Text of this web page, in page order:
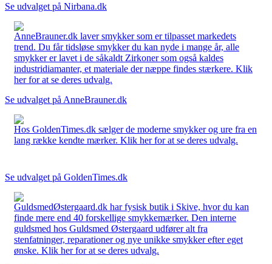
Se udvalget på Nirbana.dk
AnneBrauner.dk laver smykker som er tilpasset markedets
trend. Du får tidsløse smykker du kan nyde i mange år, alle
smykker er lavet i de såkaldt Zirkoner som også kaldes
industridiamanter, et materiale der næppe findes stærkere. Klik
her for at se deres udvalg.
Se udvalget på AnneBrauner.dk
Hos GoldenTimes.dk sælger de moderne smykker og ure fra en
lang række kendte mærker. Klik her for at se deres udvalg.
Se udvalget på GoldenTimes.dk
GuldsmedØstergaard.dk har fysisk butik i Skive, hvor du kan
finde mere end 40 forskellige smykkemærker. Den interne
guldsmed hos Guldsmed Østergaard udfører alt fra
stenfatninger, reparationer og nye unikke smykker efter eget
ønske. Klik her for at se deres udvalg.